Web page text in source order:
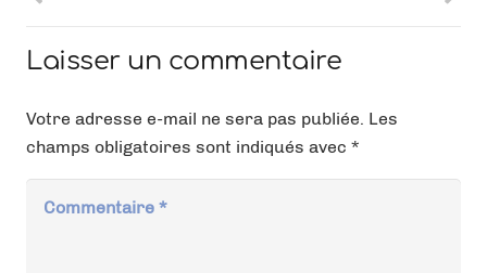
Laisser un commentaire
Votre adresse e-mail ne sera pas publiée. Les
champs obligatoires sont indiqués avec *